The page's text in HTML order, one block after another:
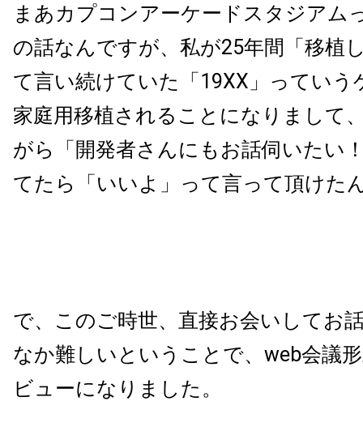
まあカプコンアーケードスタジアム
の話なんですが、私が25年間「移植
て言い続けていた「19XX」っていう
家庭用移植されることになりまして
がら「開発者さんにもお話伺いたい
てたら「いいよ」って言って頂けた
で、このご時世、直接お会いしてお
なか難しいということで、web会議
ビューになりました。